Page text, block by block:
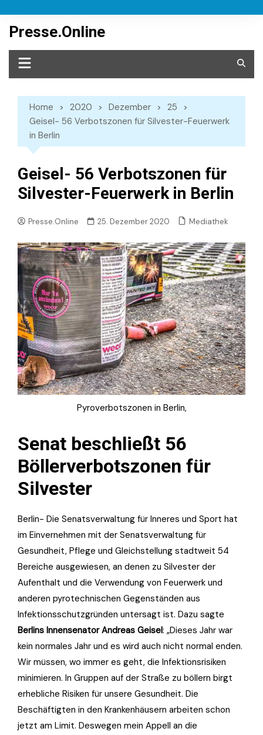
content
Presse.Online
Home 2020 Dezember
25
Geisel- 56 Verbotszonen für Silvester-Feuerwerk
in Berlin
Geisel- 56 Verbotszonen für
Silvester-Feuerwerk in Berlin
Presse.Online 25. Dezember 2020 Mediathek
Pyroverbotszonen in Berlin,
Senat beschließt 56
Böllerverbotszonen für
Silvester
Berlin- Die Senatsverwaltung für Inneres und Sport hat
im Einvernehmen mit der Senatsverwaltung für
Gesundheit, Pflege und Gleichstellung stadtweit 54
Bereiche ausgewiesen, an denen zu Silvester der
Aufenthalt und die Verwendung von Feuerwerk und
anderen pyrotechnischen Gegenständen aus
Infektionsschutzgründen untersagt ist. Dazu sagte
Berlins Innensenator Andreas Geisel: „Dieses Jahr war
kein normales Jahr und es wird auch nicht normal enden.
Wir müssen, wo immer es geht, die Infektionsrisiken
minimieren. In Gruppen auf der Straße zu böllern birgt
erhebliche Risiken für unsere Gesundheit. Die
Beschäftigten in den Krankenhäusern arbeiten schon
jetzt am Limit. Deswegen mein Appell an die